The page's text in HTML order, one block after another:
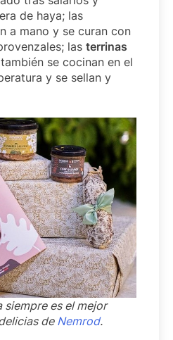
de haya; las
a mano y se curan con
las terrinas
también se cocinan en el
y se sellan y
siempre es el mejor
deNemrod.